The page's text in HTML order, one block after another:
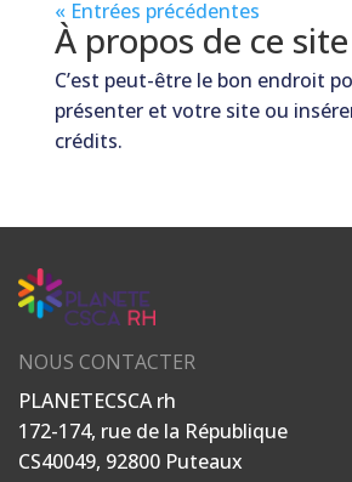
« Entrées précédentes
À propos de ce site
C’est peut-être le bon endroit
présenter et votre site ou
crédits.
NOUS CONTACTER
PLANETECSCA rh
172-174, rue de la République
CS40049, 92800 Puteaux